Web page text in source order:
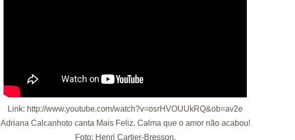
Link: http://www.youtube.com/watch?v=osrHVOUUkRQ&ob=av2e
Adriana Calcanhoto canta Mais Feliz. Calma que o amor não acabou!
Foto: Henri Cartier-Bresson.